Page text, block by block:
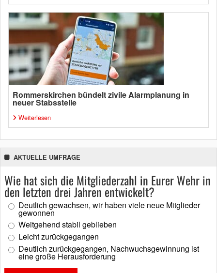
Rommerskirchen bündelt zivile Alarmplanung in
neuer Stabsstelle
Weiterlesen
AKTUELLE UMFRAGE
Wie hat sich die Mitgliederzahl in Eurer Wehr in
den letzten drei Jahren entwickelt?
Deutlich gewachsen, wir haben viele neue Mitglieder
gewonnen
Weitgehend stabil geblieben
Leicht zurückgegangen
Deutlich zurückgegangen, Nachwuchsgewinnung ist
eine große Herausforderung